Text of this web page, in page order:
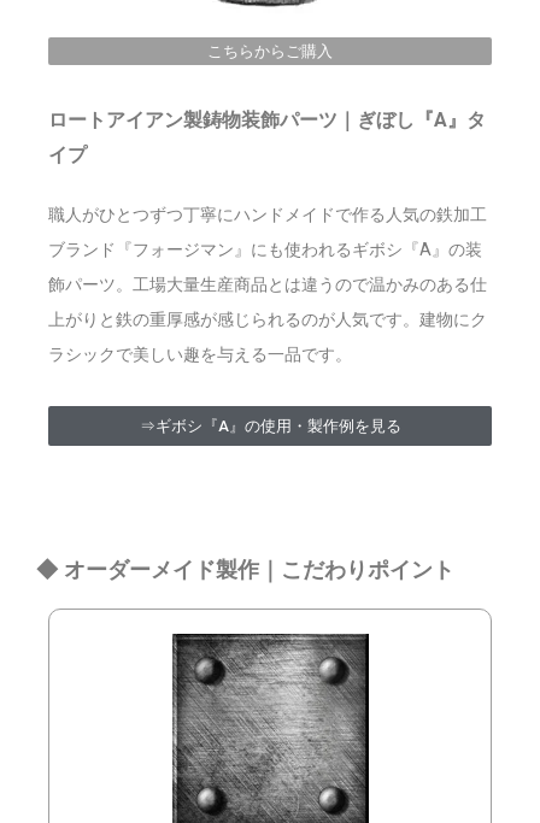
こちらからご購入
ロートアイアン製鋳物装飾パーツ｜ぎぼし『A』タ
イプ
職人がひとつずつ丁寧にハンドメイドで作る人気の鉄加工
ブランド『フォージマン』にも使われるギボシ『A』の装
飾パーツ。工場大量生産商品とは違うので温かみのある仕
上がりと鉄の重厚感が感じられるのが人気です。 建物にク
ラシックで美しい趣を与える一品です。
⇒ギボシ『A』の使用・製作例を見る
◆ オーダーメイド製作｜こだわりポイント